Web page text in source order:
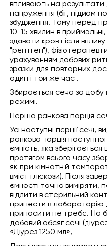
впливають на результати
напруження (біг, підйом
збудження. Тому перед
10-15 хвилин в
здавати кров після
"рентген"),
урахуванням добових
зразки для повторних
один і той же час .
Збирається сеча за добу
режимі.
Перша ранкова порція
Усі наступні порції сечі,
ранкова порція
ємність, яка
протягом всього часу
як при кімнатній
вміст глюкози). Після
ємності точно виміряти,
відлити в стерильний
принести в лабораторію
приносити не треба. На
добовий обсяг сечі
«Діурез 1250 мл»,